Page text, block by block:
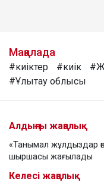
Мақалада
#киіктер #киік
#Ұлытау облысы
Алдыңғы жаңалық
«Танымал жұлдыздар
шыршасы жағылады
Келесі жаңалық